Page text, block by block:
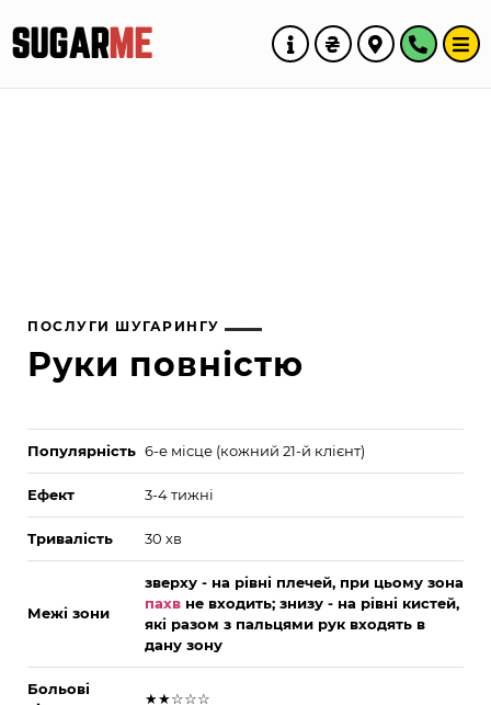
SUGARME
ПОСЛУГИ ШУГАРИНГУ
Руки повністю
Популярність 6-е місце (кожний 21-й клієнт)
Ефект 3-4 тижні
Тривалість 30 хв
Межі зони
зверху - на рівні плечей, при цьому зона
пахв не входить; знизу - на рівні кистей,
які разом з пальцями рук входять в
дану зону
Больові
★★☆☆☆